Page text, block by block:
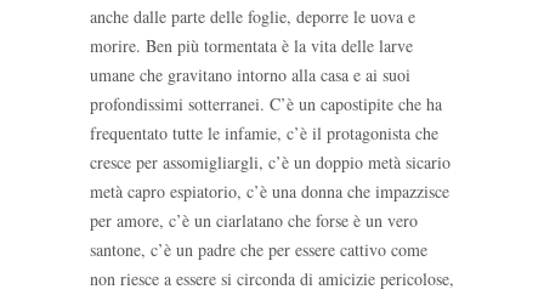
anche dalle parte delle foglie, deporre le uova e
morire. Ben più tormentata è la vita delle larve
umane che gravitano intorno alla casa e ai suoi
profondissimi sotterranei. C’è un capostipite che ha
frequentato tutte le infamie, c’è il protagonista che
cresce per assomigliargli, c’è un doppio metà sicario
metà capro espiatorio, c’è una donna che impazzisce
per amore, c’è un ciarlatano che forse è un vero
santone, c’è un padre che per essere cattivo come
non riesce a essere si circonda di amicizie pericolose,